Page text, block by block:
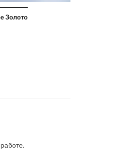
Золото